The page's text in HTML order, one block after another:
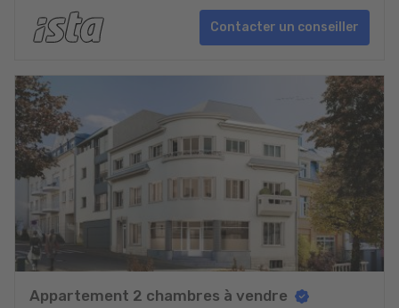
Contacter un conseiller
Appartement 2 chambres à vendre